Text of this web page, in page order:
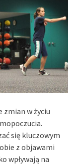
zmian w życiu
się kluczowym
z objawami
wpływają na